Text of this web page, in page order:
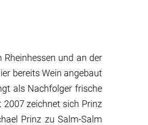
und an der
bereits Wein angebaut
als Nachfolger frische
2007 zeichnet sich Prinz
Prinz zu Salm-Salm